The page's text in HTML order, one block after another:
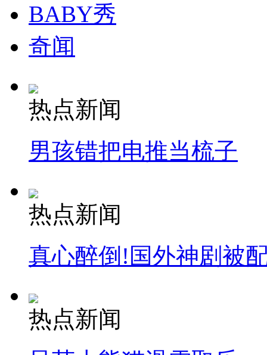
BABY秀
奇闻
热点新闻
男孩错把电推当梳子
热点新闻
真心醉倒!国外神剧被
热点新闻